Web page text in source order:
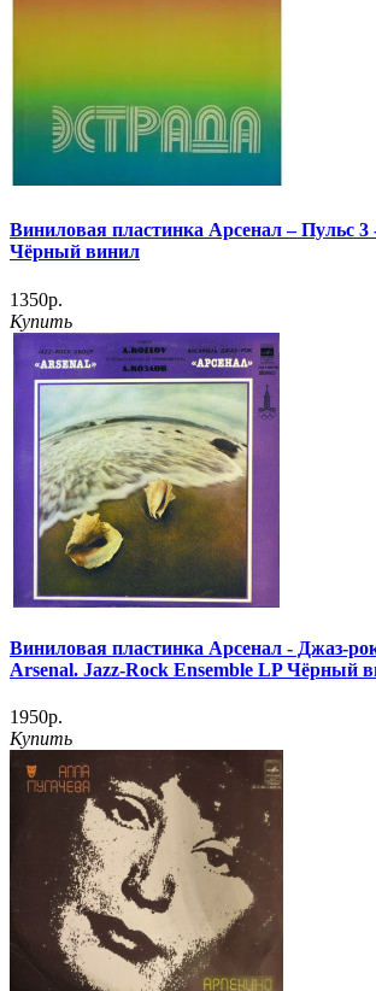
Виниловая пластинка Арсенал – Пульс 3
Чёрный винил
1350р.
Купить
Виниловая пластинка Арсенал - Джаз-
Arsenal. Jazz-Rock Ensemble LP Чёрный
1950р.
Купить